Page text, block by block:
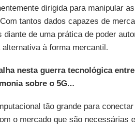
dirigida para manipular
tantos dados capazes de
de uma prática de poder
à forma mercantil.
nesta guerra tecnológica
sobre o 5G...
tão grande para
o mercado que são necessárias